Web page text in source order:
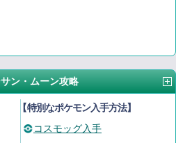
ン・ムーン攻略
【特別なポケモン入手方法】
コスモッグ入手